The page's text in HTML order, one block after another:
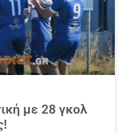
με 28 γκολ